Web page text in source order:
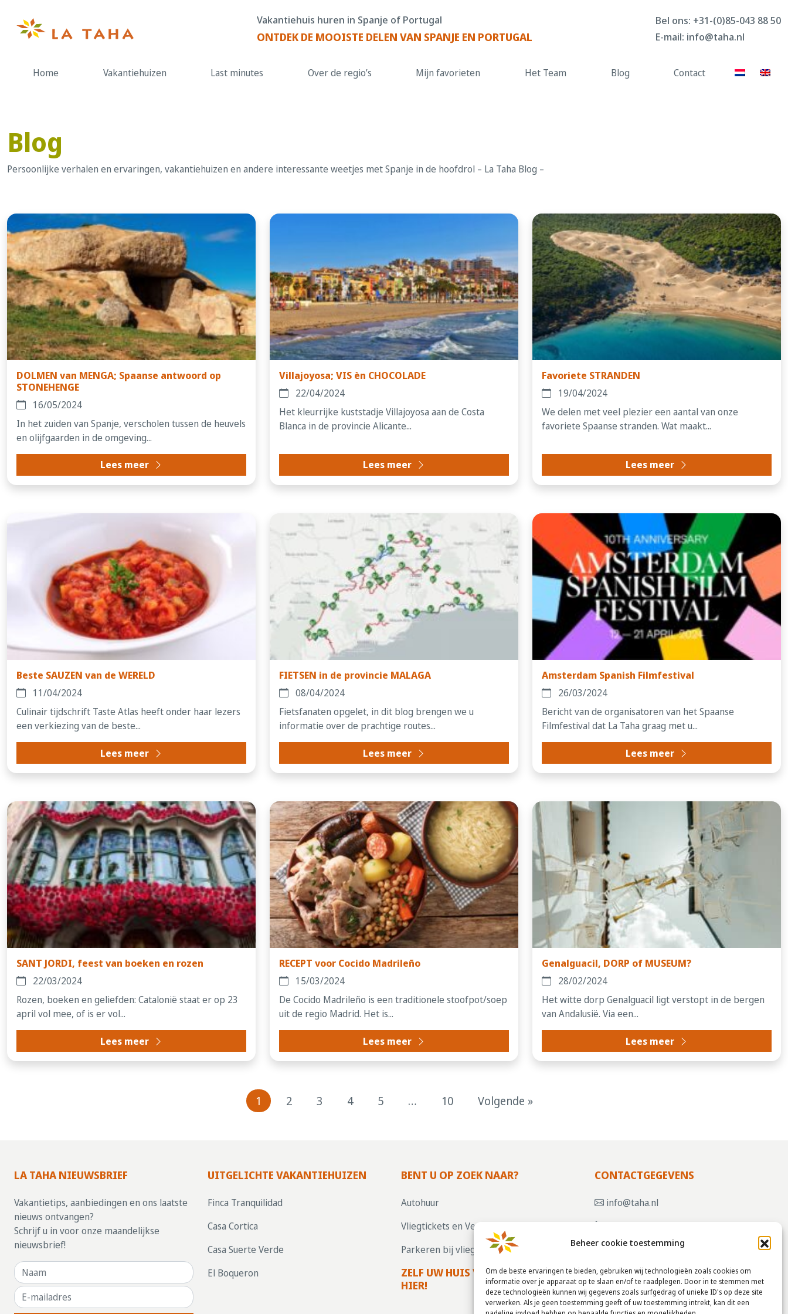
Beheer cookie toestemming
Om de beste ervaringen te bieden, gebruiken wij technologieën zoals cookies om
informatie over je apparaat op te slaan en/of te raadplegen. Door in te stemmen met
deze technologieën kunnen wij gegevens zoals surfgedrag of unieke ID's op deze site
verwerken. Als je geen toestemming geeft of uw toestemming intrekt, kan dit een
Vakantiehuis huren in Spanje of Portugal
ONTDEK DE MOOISTE DELEN VAN SPANJE EN PORTUGAL
Bel ons: +31-(0)85-043 88 50
E-mail: info@taha.nl
Home Vakantiehuizen Last minutes Over de regio’s Mijn favorieten Het Team Blog Contact
Blog
Persoonlijke verhalen en ervaringen, vakantiehuizen en andere interessante weetjes met Spanje in de hoofdrol – La Taha Blog –
DOLMEN van MENGA; Spaanse antwoord op
STONEHENGE
16/05/2024
In het zuiden van Spanje, verscholen tussen de heuvels
en olijfgaarden in de omgeving...
Lees meer
Villajoyosa; VIS èn CHOCOLADE
22/04/2024
Het kleurrijke kuststadje Villajoyosa aan de Costa
Blanca in de provincie Alicante...
Lees meer
Favoriete STRANDEN
19/04/2024
We delen met veel plezier een aantal van onze
favoriete Spaanse stranden. Wat maakt...
Lees meer
Beste SAUZEN van de WERELD
11/04/2024
Culinair tijdschrift Taste Atlas heeft onder haar lezers
een verkiezing van de beste...
Lees meer
FIETSEN in de provincie MALAGA
08/04/2024
Fietsfanaten opgelet, in dit blog brengen we u
informatie over de prachtige routes...
Lees meer
Amsterdam Spanish Filmfestival
26/03/2024
Bericht van de organisatoren van het Spaanse
Filmfestival dat La Taha graag met u...
Lees meer
SANT JORDI, feest van boeken en rozen
22/03/2024
Rozen, boeken en geliefden: Catalonië staat er op 23
april vol mee, of is er vol...
Lees meer
RECEPT voor Cocido Madrileño
15/03/2024
De Cocido Madrileño is een traditionele stoofpot/soep
uit de regio Madrid. Het is...
Lees meer
Genalguacil, DORP of MUSEUM?
28/02/2024
Het witte dorp Genalguacil ligt verstopt in de bergen
van Andalusië. Via een...
Lees meer
1 2 3 4 5 … 10 Volgende »
LA TAHA NIEUWSBRIEF
Vakantietips, aanbiedingen en ons laatste
nieuws ontvangen?
Schrijf u in voor onze maandelijkse
nieuwsbrief!
UITGELICHTE VAKANTIEHUIZEN
Finca Tranquilidad
Casa Cortica
Casa Suerte Verde
El Boqueron
BENT U OP ZOEK NAAR?
Autohuur
Vliegtickets en Verzekering
Parkeren bij vliegvelden
ZELF UW HUIS VERHUREN, KLIK
HIER!
CONTACTGEGEVENS
info@taha.nl